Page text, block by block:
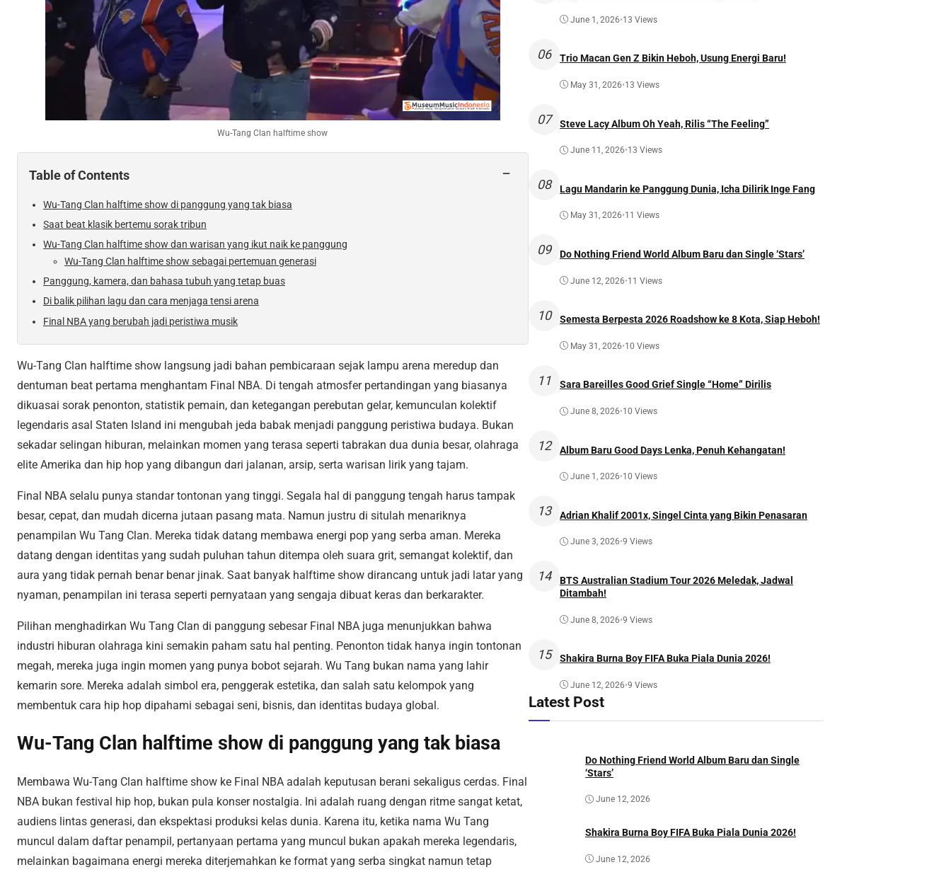
Wu-Tang Clan halftime show
Table of Contents −
Wu-Tang Clan halftime show di panggung yang tak biasa
Saat beat klasik bertemu sorak tribun
Wu-Tang Clan halftime show dan warisan yang ikut naik ke panggung
Wu-Tang Clan halftime show sebagai pertemuan generasi
Panggung, kamera, dan bahasa tubuh yang tetap buas
Di balik pilihan lagu dan cara menjaga tensi arena
Final NBA yang berubah jadi peristiwa musik
Wu-Tang Clan halftime show langsung jadi bahan pembicaraan sejak lampu arena meredup dan
dentuman beat pertama menghantam Final NBA. Di tengah atmosfer pertandingan yang biasanya
dikuasai sorak penonton, statistik pemain, dan ketegangan perebutan gelar, kemunculan kolektif
legendaris asal Staten Island ini mengubah jeda babak menjadi panggung peristiwa budaya. Bukan
sekadar selingan hiburan, melainkan momen yang terasa seperti tabrakan dua dunia besar, olahraga
elite Amerika dan hip hop yang dibangun dari jalanan, arsip, serta warisan lirik yang tajam.
Final NBA selalu punya standar tontonan yang tinggi. Segala hal di panggung tengah harus tampak
besar, cepat, dan mudah dicerna jutaan pasang mata. Namun justru di situlah menariknya
penampilan Wu Tang Clan. Mereka tidak datang membawa energi pop yang serba aman. Mereka
datang dengan identitas yang sudah puluhan tahun ditempa oleh suara grit, semangat kolektif, dan
aura yang tidak pernah benar benar jinak. Saat banyak halftime show dirancang untuk jadi latar yang
nyaman, penampilan ini terasa seperti pernyataan yang sengaja dibuat keras dan berkarakter.
Pilihan menghadirkan Wu Tang Clan di panggung sebesar Final NBA juga menunjukkan bahwa
industri hiburan olahraga kini semakin paham satu hal penting. Penonton tidak hanya ingin tontonan
megah, mereka juga ingin momen yang punya bobot sejarah. Wu Tang bukan nama yang lahir
kemarin sore. Mereka adalah simbol era, penggerak estetika, dan salah satu kelompok yang
membentuk cara hip hop dipahami sebagai seni, bisnis, dan identitas budaya global.
Wu-Tang Clan halftime show di panggung yang tak biasa
Membawa Wu-Tang Clan halftime show ke Final NBA adalah keputusan berani sekaligus cerdas. Final
NBA bukan festival hip hop, bukan pula konser nostalgia. Ini adalah ruang dengan ritme sangat ketat,
audiens lintas generasi, dan ekspektasi produksi kelas dunia. Karena itu, ketika nama Wu Tang
muncul dalam daftar penampil, pertanyaan pertama yang muncul bukan apakah mereka legendaris,
melainkan bagaimana energi mereka diterjemahkan ke format yang serba singkat namun tetap
June 1, 2026•13 Views
06 Trio Macan Gen Z Bikin Heboh, Usung Energi Baru!
May 31, 2026•13 Views
07 Steve Lacy Album Oh Yeah, Rilis “The Feeling”
June 11, 2026•13 Views
08 Lagu Mandarin ke Panggung Dunia, Icha Dilirik Inge Fang
May 31, 2026•11 Views
09 Do Nothing Friend World Album Baru dan Single ‘Stars’
June 12, 2026•11 Views
10 Semesta Berpesta 2026 Roadshow ke 8 Kota, Siap Heboh!
May 31, 2026•10 Views
11 Sara Bareilles Good Grief Single “Home” Dirilis
June 8, 2026•10 Views
12 Album Baru Good Days Lenka, Penuh Kehangatan!
June 1, 2026•10 Views
13 Adrian Khalif 2001x, Singel Cinta yang Bikin Penasaran
June 3, 2026•9 Views
14
BTS Australian Stadium Tour 2026 Meledak, Jadwal
Ditambah!
June 8, 2026•9 Views
15 Shakira Burna Boy FIFA Buka Piala Dunia 2026!
June 12, 2026•9 Views
Latest Post
Do Nothing Friend World Album Baru dan Single
‘Stars’
June 12, 2026
Shakira Burna Boy FIFA Buka Piala Dunia 2026!
June 12, 2026